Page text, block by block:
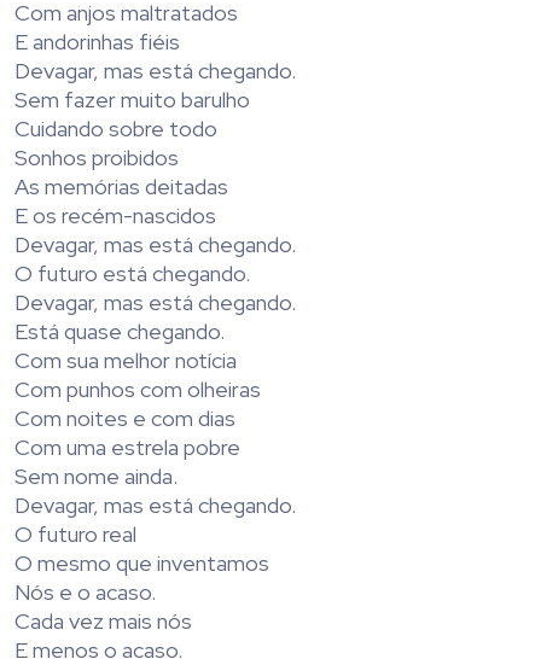
Com anjos maltratados
E andorinhas fiéis
Devagar, mas está chegando.
Sem fazer muito barulho
Cuidando sobre todo
Sonhos proibidos
As memórias deitadas
E os recém-nascidos
Devagar, mas está chegando.
O futuro está chegando.
Devagar, mas está chegando.
Está quase chegando.
Com sua melhor notícia
Com punhos com olheiras
Com noites e com dias
Com uma estrela pobre
Sem nome ainda.
Devagar, mas está chegando.
O futuro real
O mesmo que inventamos
Nós e o acaso.
Cada vez mais nós
E menos o acaso.